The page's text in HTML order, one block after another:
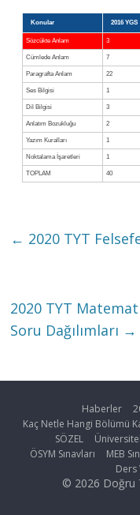
Konular 2016 YGS
Sözcükte Anlam 3
Cümlede Anlam 7
Paragrafta Anlam 22
Ses Bilgisi 1
Dil Bilgisi 3
Anlatım Bozukluğu 2
Yazım Kuralları 1
Noktalama İşaretleri 1
TOPLAM 40
← 2020 TYT
2020 TYT
Soru Dağılımları →
Haberler
Kaç Netle Hangi Bölümü
SÖZEL
ÖSYM Sınavları
MEB
Ders
© 2026 Doğru